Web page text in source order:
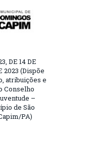
DE 14 DE
2023 (Dispõe
atribuições e
Conselho
–
de São
PA)